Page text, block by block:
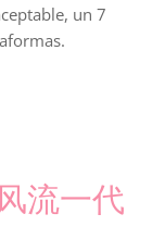
un 7
风流一代